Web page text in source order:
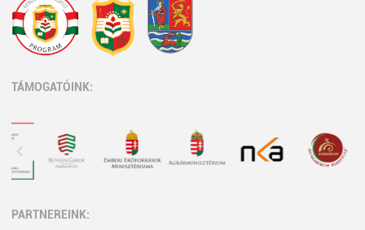
TÁMOGATÓINK:
PARTNEREINK: